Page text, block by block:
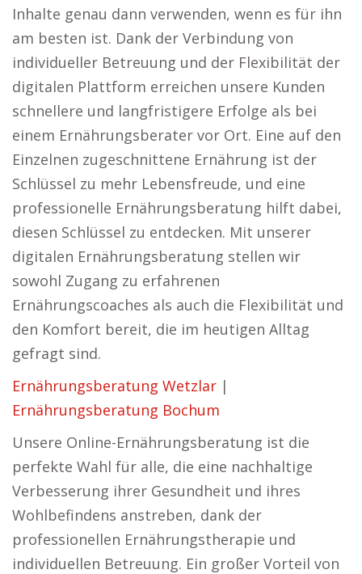
Inhalte genau dann verwenden, wenn es für ihn
am besten ist. Dank der Verbindung von
individueller Betreuung und der Flexibilität der
digitalen Plattform erreichen unsere Kunden
schnellere und langfristigere Erfolge als bei
einem Ernährungsberater vor Ort. Eine auf den
Einzelnen zugeschnittene Ernährung ist der
Schlüssel zu mehr Lebensfreude, und eine
professionelle Ernährungsberatung hilft dabei,
diesen Schlüssel zu entdecken. Mit unserer
digitalen Ernährungsberatung stellen wir
sowohl Zugang zu erfahrenen
Ernährungscoaches als auch die Flexibilität und
den Komfort bereit, die im heutigen Alltag
gefragt sind.
Ernährungsberatung Wetzlar |
Ernährungsberatung Bochum
Unsere Online-Ernährungsberatung ist die
perfekte Wahl für alle, die eine nachhaltige
Verbesserung ihrer Gesundheit und ihres
Wohlbefindens anstreben, dank der
professionellen Ernährungstherapie und
individuellen Betreuung. Ein großer Vorteil von